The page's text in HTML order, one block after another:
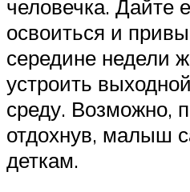
человечка. Дайте
освоиться и
середине недели
устроить
среду. Возможно,
отдохнув, малыш
деткам.